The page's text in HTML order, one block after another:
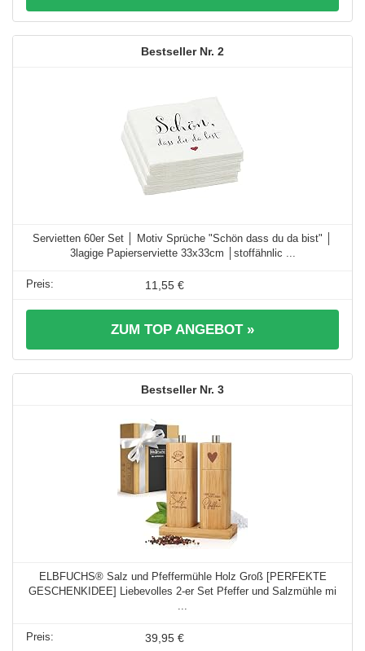
2
Servietten 60er Set │ Motiv Sprüche "Schön dass du da bist" │
3lagige Papierserviette 33x33cm │stoffähnlic ...
11,55 €
ZUM TOP ANGEBOT »
3
ELBFUCHS® Salz und Pfeffermühle Holz Groß [PERFEKTE
GESCHENKIDEE] Liebevolles 2-er Set Pfeffer und Salzmühle mi
39,95 €